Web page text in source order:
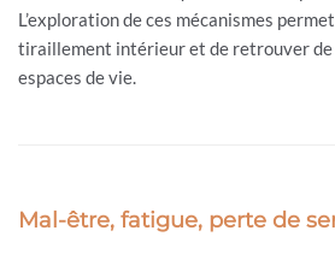
L’exploration de ces mécanismes
tiraillement intérieur et de retrouver de
espaces de vie.
Mal-être, fatigue, perte de